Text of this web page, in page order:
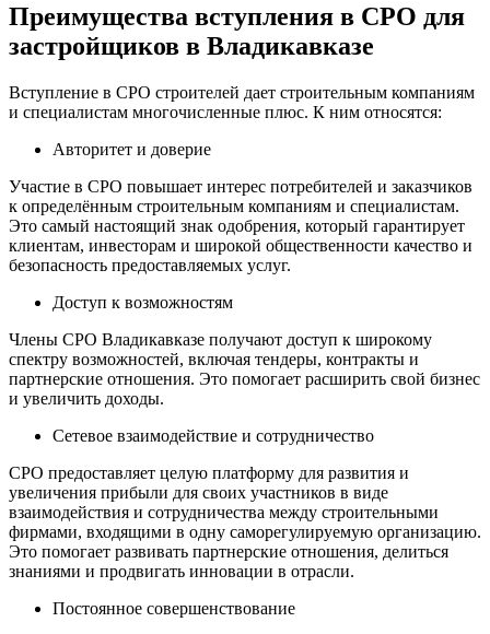
Преимущества вступления в СРО для
застройщиков в Владикавказе
Вступление в СРО строителей дает строительным компаниям
и специалистам многочисленные плюс. К ним относятся:
Авторитет и доверие
Участие в СРО повышает интерес потребителей и заказчиков
к определённым строительным компаниям и специалистам.
Это самый настоящий знак одобрения, который гарантирует
клиентам, инвесторам и широкой общественности качество и
безопасность предоставляемых услуг.
Доступ к возможностям
Члены СРО Владикавказе получают доступ к широкому
спектру возможностей, включая тендеры, контракты и
партнерские отношения. Это помогает расширить свой бизнес
и увеличить доходы.
Сетевое взаимодействие и сотрудничество
СРО предоставляет целую платформу для развития и
увеличения прибыли для своих участников в виде
взаимодействия и сотрудничества между строительными
фирмами, входящими в одну саморегулируемую организацию.
Это помогает развивать партнерские отношения, делиться
знаниями и продвигать инновации в отрасли.
Постоянное совершенствование